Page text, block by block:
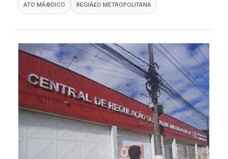
ATO MÃ©DICO
REGIÃ£O METROPOLITANA